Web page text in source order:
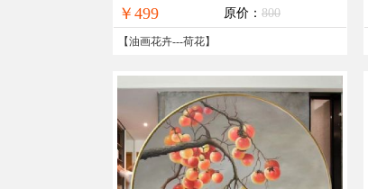
￥499 原价： 800
【油画花卉---荷花】